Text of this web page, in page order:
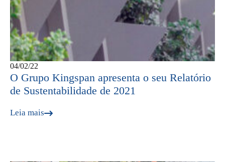
04/02/22
O Grupo Kingspan apresenta o seu Relatório
de Sustentabilidade de 2021
Leia mais